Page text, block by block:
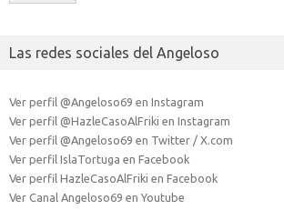
Las redes sociales del Angeloso
Ver perfil @Angeloso69 en Instagram
Ver perfil @HazleCasoAlFriki en Instagram
Ver perfil @Angeloso69 en Twitter / X.com
Ver perfil IslaTortuga en Facebook
Ver perfil HazleCasoAlFriki en Facebook
Ver Canal Angeloso69 en Youtube